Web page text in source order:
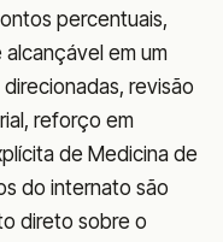
percentuais,
em um
revisão
reforço em
de Medicina de
do internato são
direto sobre o